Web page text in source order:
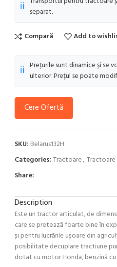
ℹ️ separat.
Compară Add to
ℹ️ Prețurile sunt dinamice și se
ulterior. Prețul se poate
Cere Ofertă
SKU: Belarus132H
Categories:Tractoare, Tractoare
Share:
Description
Este un tractor articulat, de
care se pretează foarte bine în
și pentru lucrările ușoare din
posibilitate decuplare tractiune
dotat cu motor Honda, benzină cu